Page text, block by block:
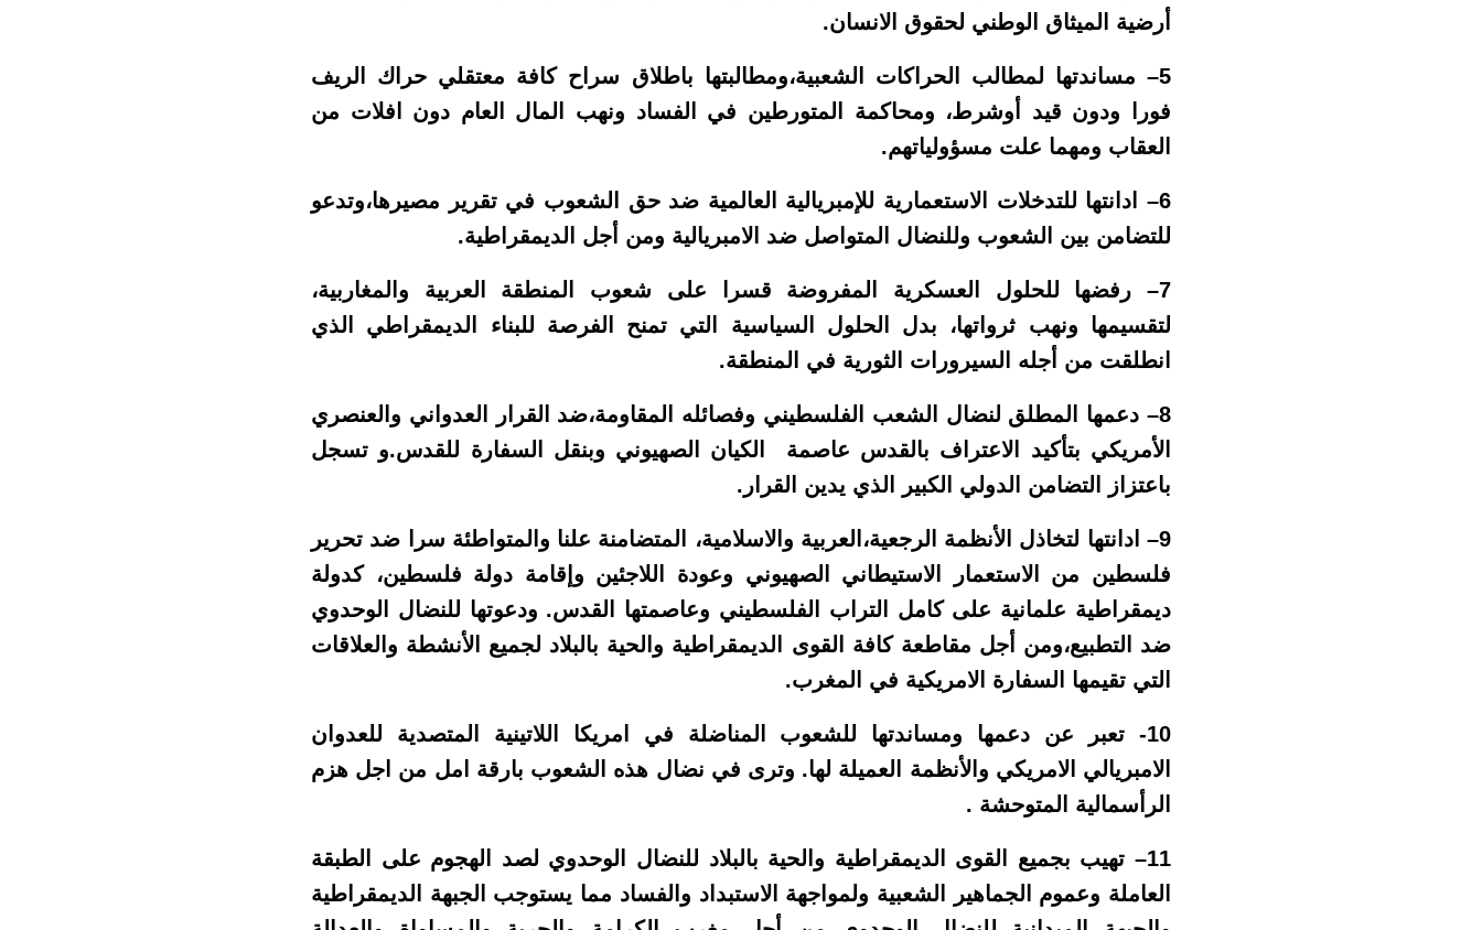
أرضية الميثاق الوطني لحقوق الانسان.
5– مساندتها لمطالب الحراكات الشعبية،ومطالبتها باطلاق سراح كافة معتقلي حراك الريف
فورا ودون قيد أوشرط، ومحاكمة المتورطين في الفساد ونهب المال العام دون افلات من
العقاب ومهما علت مسؤولياتهم.
6– ادانتها للتدخلات الاستعمارية للإمبريالية العالمية ضد حق الشعوب في تقرير مصيرها،وتدعو
للتضامن بين الشعوب وللنضال المتواصل ضد الامبريالية ومن أجل الديمقراطية.
7– رفضها للحلول العسكرية المفروضة قسرا على شعوب المنطقة العربية والمغاربية،
لتقسيمها ونهب ثرواتها، بدل الحلول السياسية التي تمنح الفرصة للبناء الديمقراطي الذي
انطلقت من أجله السيرورات الثورية في المنطقة.
8– دعمها المطلق لنضال الشعب الفلسطيني وفصائله المقاومة،ضد القرار العدواني والعنصري
الأمريكي بتأكيد الاعتراف بالقدس عاصمة الكيان الصهيوني وبنقل السفارة للقدس.و تسجل
باعتزاز التضامن الدولي الكبير الذي يدين القرار.
9– ادانتها لتخاذل الأنظمة الرجعية،العربية والاسلامية، المتضامنة علنا والمتواطئة سرا ضد تحرير
فلسطين من الاستعمار الاستيطاني الصهيوني وعودة اللاجئين وإقامة دولة فلسطين، كدولة
ديمقراطية علمانية على كامل التراب الفلسطيني وعاصمتها القدس. ودعوتها للنضال الوحدوي
ضد التطبيع،ومن أجل مقاطعة كافة القوى الديمقراطية والحية بالبلاد لجميع الأنشطة والعلاقات
التي تقيمها السفارة الامريكية في المغرب.
10- تعبر عن دعمها ومساندتها للشعوب المناضلة في امريكا اللاتينية المتصدية للعدوان
الامبريالي الامريكي والأنظمة العميلة لها. وترى في نضال هذه الشعوب بارقة امل من اجل هزم
الرأسمالية المتوحشة .
11– تهيب بجميع القوى الديمقراطية والحية بالبلاد للنضال الوحدوي لصد الهجوم على الطبقة
العاملة وعموم الجماهير الشعبية ولمواجهة الاستبداد والفساد مما يستوجب الجبهة الديمقراطية